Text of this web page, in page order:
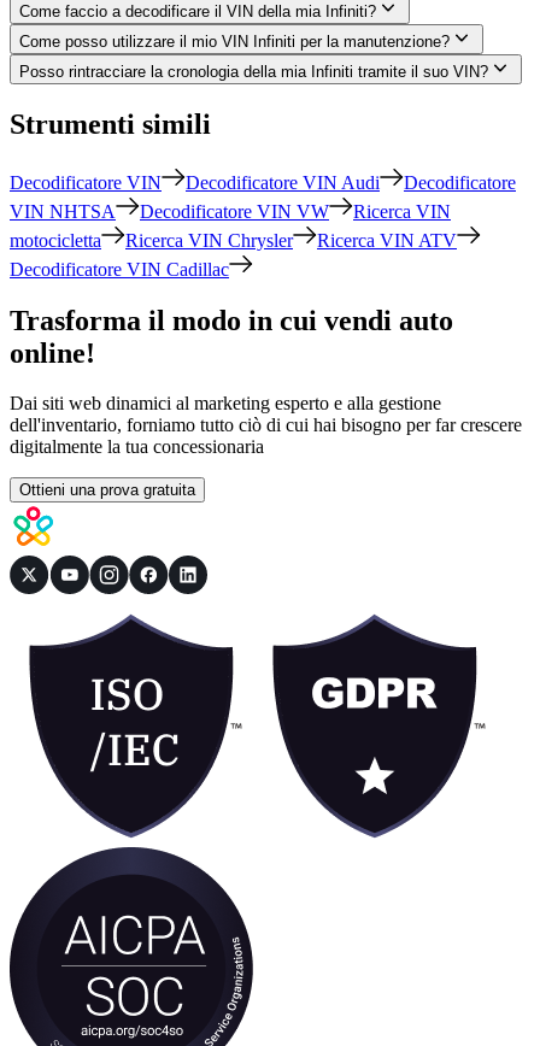
Come faccio a decodificare il VIN della mia Infiniti?
Come posso utilizzare il mio VIN Infiniti per la manutenzione?
Posso rintracciare la cronologia della mia Infiniti tramite il suo VIN?
Strumenti simili
Decodificatore VIN Decodificatore VIN Audi
Decodificatore
VIN NHTSA
Decodificatore VIN VW
Ricerca VIN
motocicletta
Ricerca VIN Chrysler
Ricerca VIN ATV
Decodificatore VIN Cadillac
Trasforma il modo in cui vendi auto
online!
Dai siti web dinamici al marketing esperto e alla gestione
dell'inventario, forniamo tutto ciò di cui hai bisogno per far crescere
digitalmente la tua concessionaria
Ottieni una prova gratuita